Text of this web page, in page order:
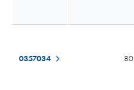
0357034 80